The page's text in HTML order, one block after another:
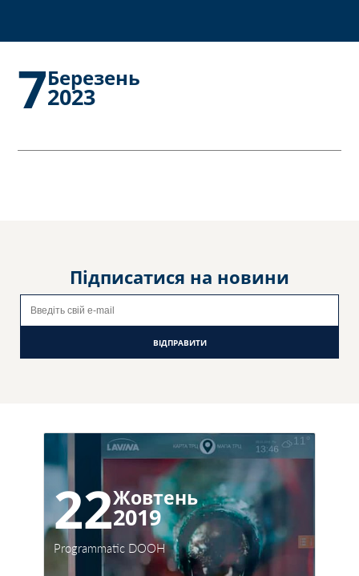
7Березень
2023
Підписатися на новини
ВІДПРАВИТИ
22Жовтень
2019
Programmatic DOOH